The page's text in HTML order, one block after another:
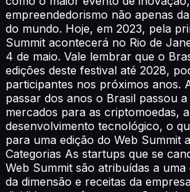
empreendedorismo não apenas
do mundo. Hoje, em 2023, pela
Summit acontecerá no Rio de
4 de maio. Vale lembrar que o
edições deste festival até 2028,
participantes nos próximos anos.
passar dos anos o Brasil passou
mercados para as criptomoedas,
desenvolvimento tecnológico, o
para uma edição do Web Summit
Categorias As startups que se
Web Summit são atribuídas a
da dimensão e receitas da